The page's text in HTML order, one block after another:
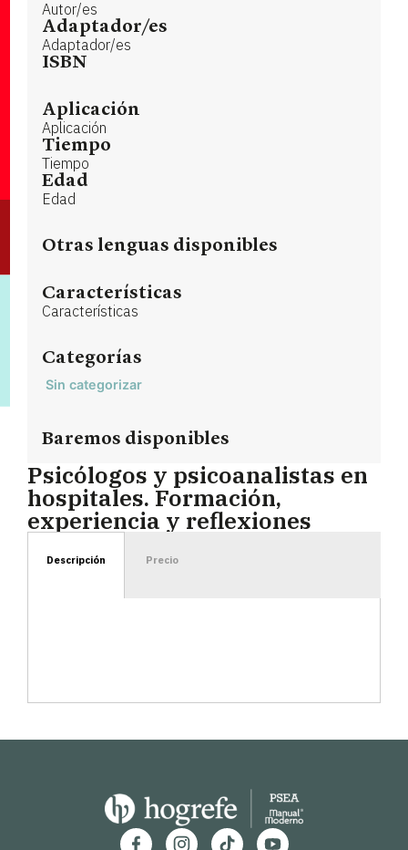
Autor/es
Adaptador/es
Adaptador/es
ISBN
Aplicación
Aplicación
Tiempo
Tiempo
Edad
Edad
Otras lenguas disponibles
Características
Características
Categorías
Sin categorizar
Baremos disponibles
Psicólogos y psicoanalistas en
hospitales. Formación,
experiencia y reflexiones
Descripción Precio